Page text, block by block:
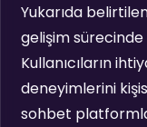
Yukarıda
gelişim
Kullanıcıların
deneyimlerini
sohbet